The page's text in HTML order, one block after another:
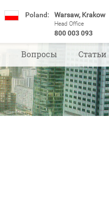
Poland: Warsaw, Krakow
Head Office
800 003 093
Вопросы Статьи